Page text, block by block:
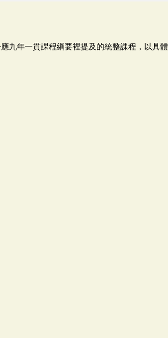
九年一貫課程綱要裡提及的統整課程，以具體